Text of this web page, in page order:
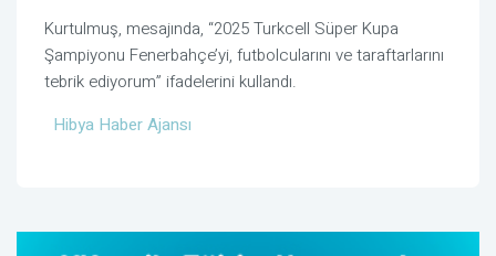
Kurtulmuş, mesajında, “2025 Turkcell Süper Kupa
Şampiyonu Fenerbahçe’yi, futbolcularını ve taraftarlarını
tebrik ediyorum” ifadelerini kullandı.
Hibya Haber Ajansı